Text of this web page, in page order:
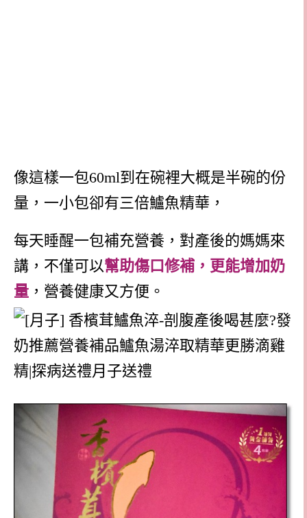
像這樣一包60ml到在碗裡大概是半碗的份
量，一小包卻有三倍鱸魚精華，
每天睡醒一包補充營養，對產後的媽媽來
講，不僅可以幫助傷口修補，更能增加奶
量 ，營養健康又方便。